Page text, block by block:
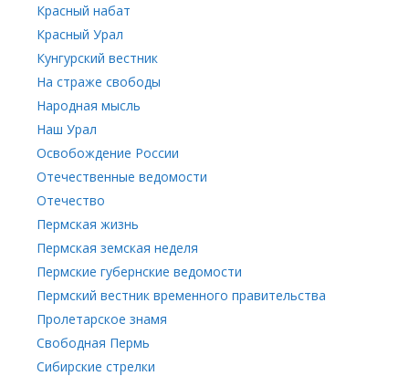
Красный набат
Красный Урал
Кунгурский вестник
На страже свободы
Народная мысль
Наш Урал
Освобождение России
Отечественные ведомости
Отечество
Пермская жизнь
Пермская земская неделя
Пермские губернские ведомости
Пермский вестник временного правительства
Пролетарское знамя
Свободная Пермь
Сибирские стрелки